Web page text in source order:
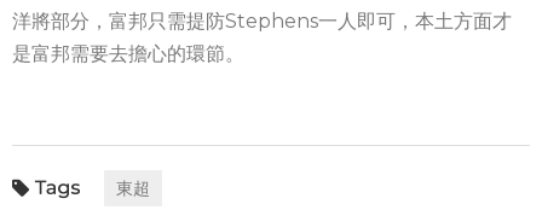
洋將部分，富邦只需提防Stephens一人即可，本土方面才
是富邦需要去擔心的環節。
東超